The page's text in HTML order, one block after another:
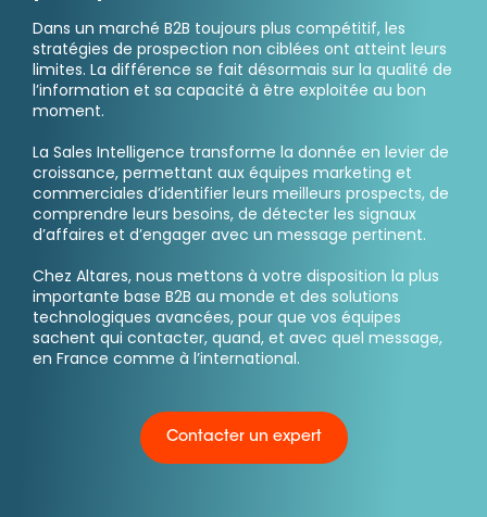
Notre groupe
Nos partenaires
Ressources
Dans un marché B2B toujours plus compétitif, les
stratégies de prospection non ciblées ont atteint leurs
limites. La différence se fait désormais sur la qualité de
l’information et sa capacité à être exploitée au bon
moment.
La Sales Intelligence transforme la donnée en levier de
croissance, permettant aux équipes marketing et
commerciales d’identifier leurs meilleurs prospects, de
comprendre leurs besoins, de détecter les signaux
d’affaires et d’engager avec un message pertinent.
Chez Altares, nous mettons à votre disposition la plus
importante base B2B au monde et des solutions
technologiques avancées, pour que vos équipes
sachent qui contacter, quand, et avec quel message,
en France comme à l’international.
Contacter un expert